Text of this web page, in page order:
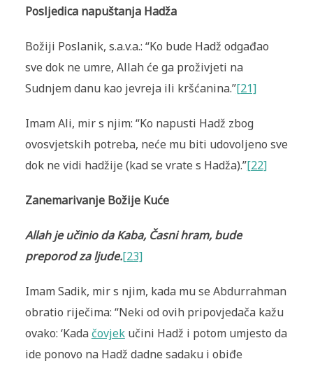
Posljedica napuštanja Hadža
Božiji Poslanik, s.a.v.a.: “Ko bude Hadž odgađao
sve dok ne umre, Allah će ga proživjeti na
Sudnjem danu kao jevreja ili kršćanina.”[21]
Imam Ali, mir s njim: “Ko napusti Hadž zbog
ovosvjetskih potreba, neće mu biti udovoljeno sve
dok ne vidi hadžije (kad se vrate s Hadža).”[22]
Zanemarivanje Božije Kuće
Allah je učinio da Kaba, Časni hram, bude
preporod za ljude.[23]
Imam Sadik, mir s njim, kada mu se Abdurrahman
obratio riječima: “Neki od ovih pripovjedača kažu
ovako: ‘Kada čovjekučini Hadž i potom umjesto da
ide ponovo na Hadž dadne sadaku i obiđe